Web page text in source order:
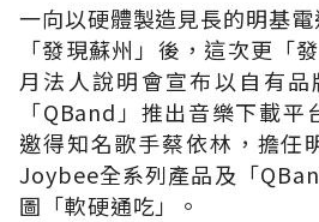
一向以硬體製造見長的明基
「發現蘇州」後，這次更「
月法人說明會宣布以自有
「QBand」推出音樂下載
邀得知名歌手蔡依林，擔任
Joybee全系列產品及「
圖「軟硬通吃」。